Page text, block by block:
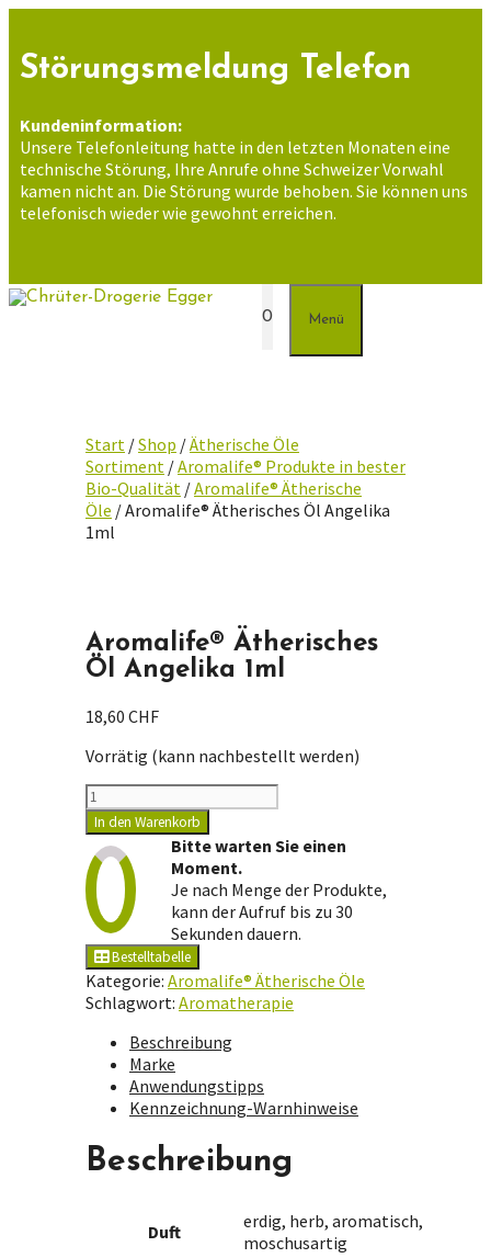
springen
Störungsmeldung Telefon
Kundeninformation:
Unsere Telefonleitung hatte in den letzten Monaten eine
technische Störung, Ihre Anrufe ohne Schweizer Vorwahl
kamen nicht an. Die Störung wurde behoben. Sie können uns
telefonisch wieder wie gewohnt erreichen.
0 Menü
Start /Shop /Ätherische Öle
Sortiment /Aromalife® Produkte in bester
Bio-Qualität /Aromalife® Ätherische
Öle / Aromalife® Ätherisches Öl Angelika
1ml
Aromalife® Ätherisches
Öl Angelika 1ml
18,60 CHF
Vorrätig (kann nachbestellt werden)
Aromalife®
Ätherisches
Öl
Angelika
1ml
Menge
In den Warenkorb
Bitte warten Sie einen
Moment.
Je nach Menge der Produkte,
kann der Aufruf bis zu 30
Sekunden dauern.
Bestelltabelle
Kategorie: Aromalife® Ätherische Öle
Schlagwort: Aromatherapie
Beschreibung
Marke
Anwendungstipps
Kennzeichnung-Warnhinweise
Beschreibung
Duft
erdig, herb, aromatisch,
moschusartig